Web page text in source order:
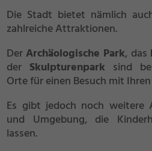
Die Stadt bietet nämlich
zahlreiche Attraktionen.
DerArchäologische Park, das
der Skulpturenpark sind
Orte für einen Besuch mit
Es gibt jedoch noch weitere
und Umgebung, die
lassen.